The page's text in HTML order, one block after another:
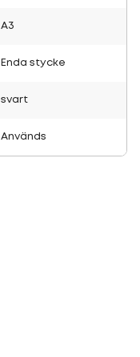
A3
Enda stycke
svart
Används